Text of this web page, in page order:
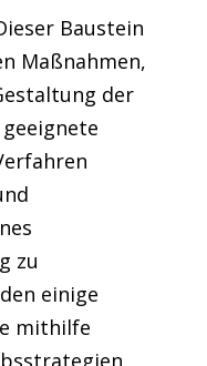
Baustein
Maßnahmen,
der
zu
einige
mithilfe